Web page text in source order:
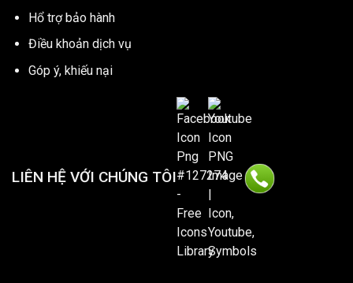
Hổ trợ bảo hành
Điều khoản dịch vụ
Góp ý, khiếu nại
LIÊN HỆ VỚI CHÚNG TÔI